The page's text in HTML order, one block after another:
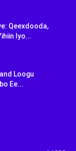
Qeexdooda,
Iyo...
Loogu
Ee...